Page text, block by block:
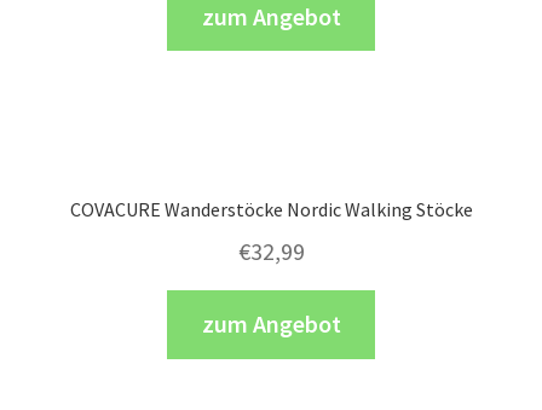
zum Angebot
COVACURE Wanderstöcke Nordic Walking Stöcke
€32,99
zum Angebot